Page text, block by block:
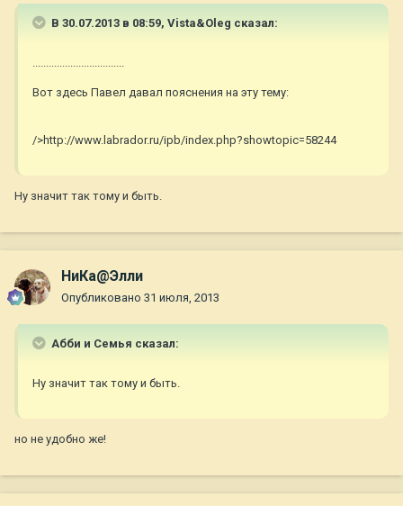
В 30.07.2013 в 08:59, Vista&Oleg сказал:
..................................
Вот здесь Павел давал пояснения на эту тему:
/>http://www.labrador.ru/ipb/index.php?showtopic=58244
Ну значит так тому и быть.
НиКа@Элли
Опубликовано 31 июля, 2013
Абби и Семья сказал:
Ну значит так тому и быть.
но не удобно же!